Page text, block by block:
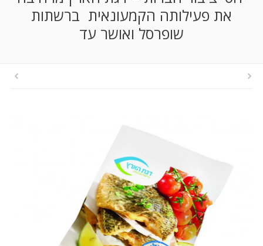
אודות החברה
דוגמאות לעבודות שביצענו
צור קשר
את פעילותה הקמעונאית ברשתות
שופרסל ואושר עד